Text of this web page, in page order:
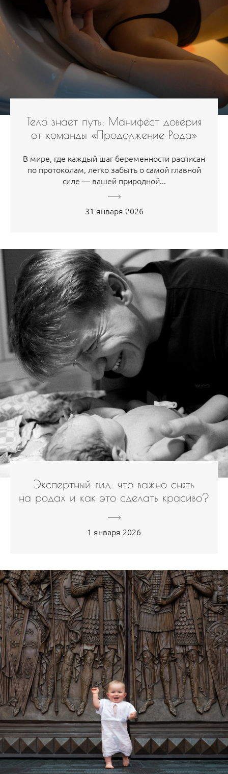
Тело знает путь: Манифест доверия
от команды «Продолжение Рода»
В мире, где каждый шаг беременности расписан
по протоколам, легко забыть о самой главной
силе — вашей природной...
31 января 2026
Экспертный гид: что важно снять
на родах и как это сделать красиво?
1 января 2026